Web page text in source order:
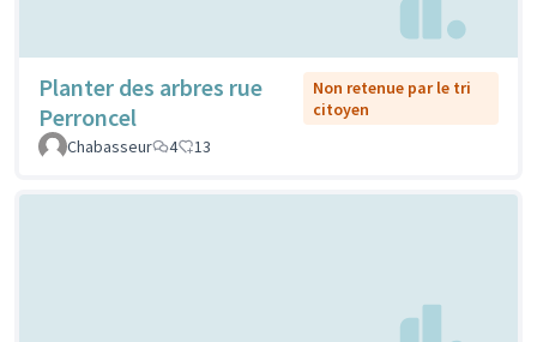
Planter des arbres rue
Perroncel
Non retenue par le tri
citoyen
Chabasseur
4 13